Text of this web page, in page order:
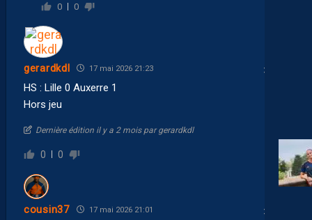
0 0
gerardkdl 17 mai 2026 21:23
HS : Lille 0 Auxerre 1
Hors jeu
Dernière édition il y a 2 mois par gerardkdl
0 0
cousin37 17 mai 2026 21:01